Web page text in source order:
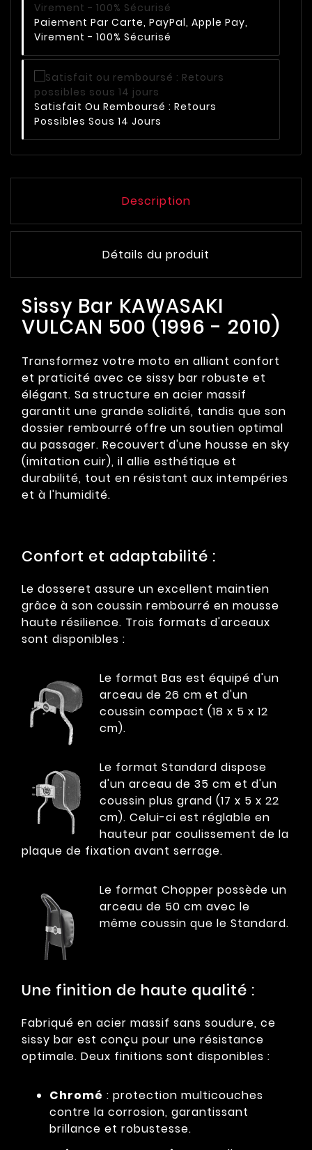
Paiement Par Carte, PayPal, Apple Pay,
Virement - 100% Sécurisé
Satisfait Ou Remboursé : Retours
Possibles Sous 14 Jours
Description
Détails du produit
Sissy Bar KAWASAKI
VULCAN 500 (1996 - 2010)
Transformez votre moto en alliant confort
et praticité avec ce sissy bar robuste et
élégant. Sa structure en acier massif
garantit une grande solidité, tandis que son
dossier rembourré offre un soutien optimal
au passager. Recouvert d'une housse en sky
(imitation cuir), il allie esthétique et
durabilité, tout en résistant aux intempéries
et à l'humidité.
Confort et adaptabilité :
Le dosseret assure un excellent maintien
grâce à son coussin rembourré en mousse
haute résilience. Trois formats d'arceaux
sont disponibles :
Le format Bas est équipé d'un
arceau de 26 cm et d'un
coussin compact (18 x 5 x 12
cm).
Le format Standard dispose
d'un arceau de 35 cm et d'un
coussin plus grand (17 x 5 x 22
cm). Celui-ci est réglable en
hauteur par coulissement de la
plaque de fixation avant serrage.
Le format Chopper possède un
arceau de 50 cm avec le
même coussin que le Standard.
Une finition de haute qualité :
Fabriqué en acier massif sans soudure, ce
sissy bar est conçu pour une résistance
optimale. Deux finitions sont disponibles :
Chromé : protection multicouches
contre la corrosion, garantissant
brillance et robustesse.